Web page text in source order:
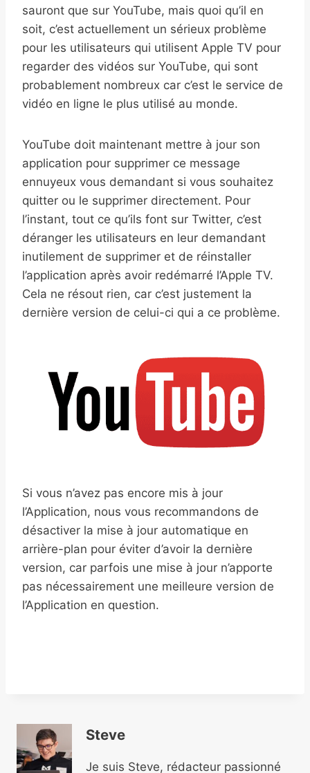
sauront que sur YouTube, mais quoi qu’il en
soit, c’est actuellement un sérieux problème
pour les utilisateurs qui utilisent Apple TV pour
regarder des vidéos sur YouTube, qui sont
probablement nombreux car c’est le service de
vidéo en ligne le plus utilisé au monde.
YouTube doit maintenant mettre à jour son
application pour supprimer ce message
ennuyeux vous demandant si vous souhaitez
quitter ou le supprimer directement. Pour
l’instant, tout ce qu’ils font sur Twitter, c’est
déranger les utilisateurs en leur demandant
inutilement de supprimer et de réinstaller
l’application après avoir redémarré l’Apple TV.
Cela ne résout rien, car c’est justement la
dernière version de celui-ci qui a ce problème.
Si vous n’avez pas encore mis à jour
l’Application, nous vous recommandons de
désactiver la mise à jour automatique en
arrière-plan pour éviter d’avoir la dernière
version, car parfois une mise à jour n’apporte
pas nécessairement une meilleure version de
l’Application en question.
Steve
Je suis Steve, rédacteur passionné